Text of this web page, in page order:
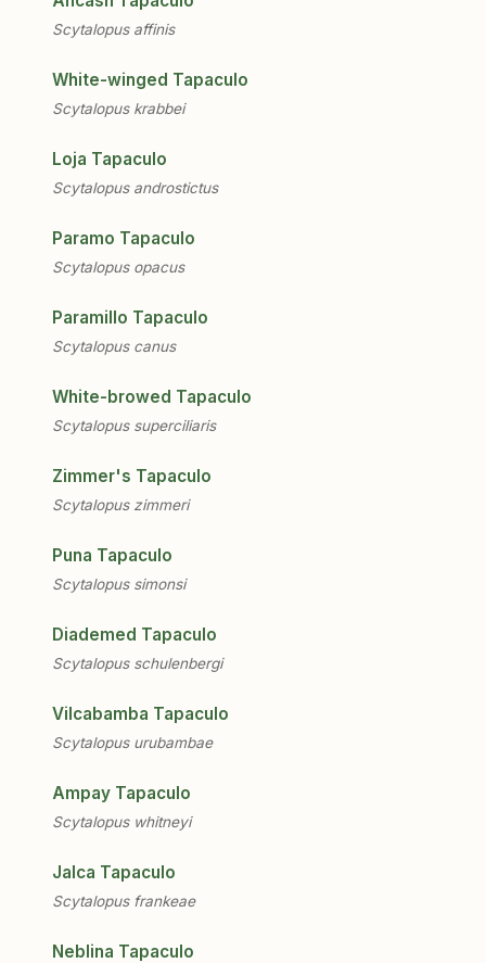
Scytalopus affinis
White-winged Tapaculo
Scytalopus krabbei
Loja Tapaculo
Scytalopus androstictus
Paramo Tapaculo
Scytalopus opacus
Paramillo Tapaculo
Scytalopus canus
White-browed Tapaculo
Scytalopus superciliaris
Zimmer's Tapaculo
Scytalopus zimmeri
Puna Tapaculo
Scytalopus simonsi
Diademed Tapaculo
Scytalopus schulenbergi
Vilcabamba Tapaculo
Scytalopus urubambae
Ampay Tapaculo
Scytalopus whitneyi
Jalca Tapaculo
Scytalopus frankeae
Neblina Tapaculo